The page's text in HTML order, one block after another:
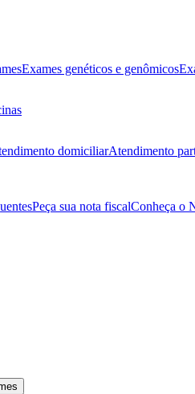
Exames genéticos e genômicos
domiciliarAtendimento
Peça sua nota fiscalConheça o